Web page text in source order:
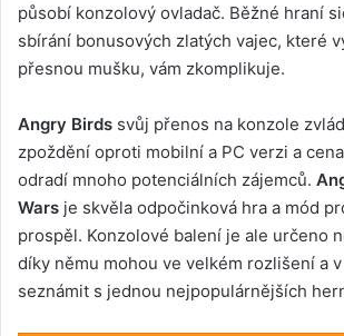
působí konzolový ovladač. Běžné hraní
sbírání bonusových zlatých vajec, které
přesnou mušku, vám zkomplikuje.
Angry Birds svůj přenos na konzole
zpoždění oproti mobilní a PC verzi a
odradí mnoho potenciálních zájemců.
Wars je skvěla odpočinková hra a mód
prospěl. Konzolové balení je ale určeno
díky němu mohou ve velkém rozlišení a
seznámit s jednou nejpopulárnějších